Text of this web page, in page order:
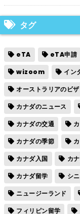
タグ
eTA eTA申請
wizoom
イン
オーストラリアのビザ
カナダのニュース
カナダの交通
カナダの季節
カナダ入国
カ
カナダ留学
シ
ニュージーランド
フィリピン留学